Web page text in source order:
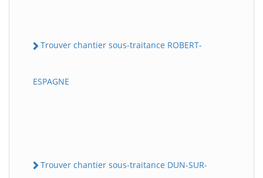
Trouver chantier sous-traitance ROBERT-
ESPAGNE
Trouver chantier sous-traitance DUN-SUR-